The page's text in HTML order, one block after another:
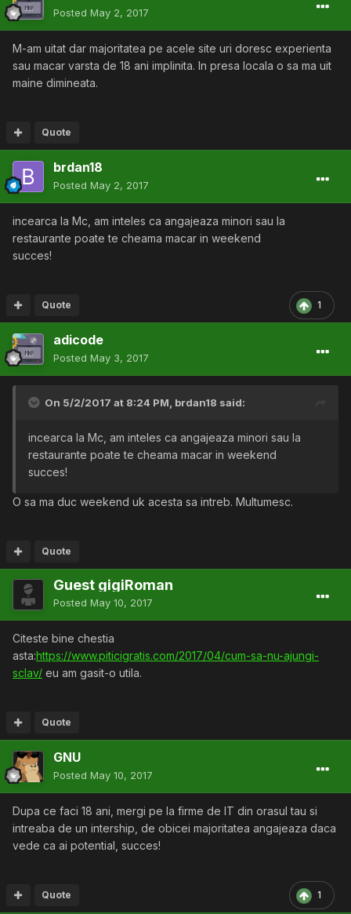
Posted May 2, 2017
M-am uitat dar majoritatea pe acele site uri doresc experienta
sau macar varsta de 18 ani implinita. In presa locala o sa ma uit
maine dimineata.
Quote
brdan18
Posted May 2, 2017
incearca la Mc, am inteles ca angajeaza minori sau la
restaurante poate te cheama macar in weekend
succes!
1
Quote
adicode
Posted May 3, 2017
On 5/2/2017 at 8:24 PM, brdan18 said:
incearca la Mc, am inteles ca angajeaza minori sau la
restaurante poate te cheama macar in weekend
succes!
O sa ma duc weekend uk acesta sa intreb. Multumesc.
Quote
Guest gigiRoman
Posted May 10, 2017
Citeste bine chestia
asta:https://www.piticigratis.com/2017/04/cum-sa-nu-ajungi-
sclav/ eu am gasit-o utila.
Quote
GNU
Posted May 10, 2017
Dupa ce faci 18 ani, mergi pe la firme de IT din orasul tau si
intreaba de un intership, de obicei majoritatea angajeaza daca
vede ca ai potential, succes!
1
Quote